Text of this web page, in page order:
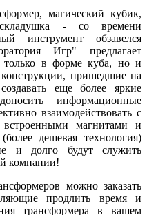
магический кубик,
- со времени
инструмент обзавелся
Игр" предлагает
только в форме куба, но и
пришедшие на
еще более яркие
информационные
взаимодействовать с
магнитами и
дешевая технология)
и долго будут служить
компании!
можно заказать
продлить время и
трансформера в вашем